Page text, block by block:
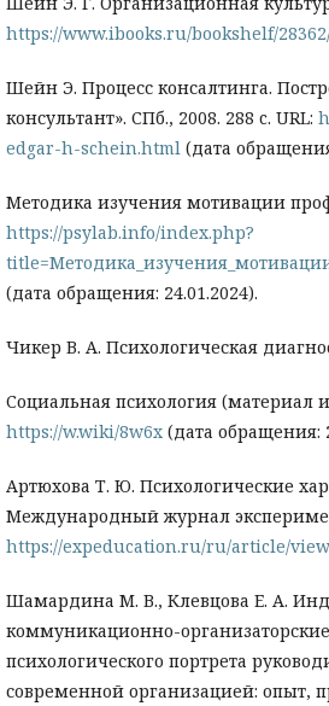
https://www.ibooks.ru/bookshelf/
Шейн Э. Процесс консалтинга.
консультант». СПб., 2008. 288 c. URL:
edgar-h-schein.html (дата
Методика изучения мотивации
https://psylab.info/index.php?
(дата обращения: 24.01.2024).
Чикер В. А. Психологическая
Социальная психология (материал
https://w.wiki/8w6x (дата обращения:
Артюхова Т. Ю. Психологические
Международный журнал
https://expeducation.ru/ru/article/
Шамардина М. В., Клевцова Е. А.
коммуникационно-
психологического портрета
современной организацией: опыт,